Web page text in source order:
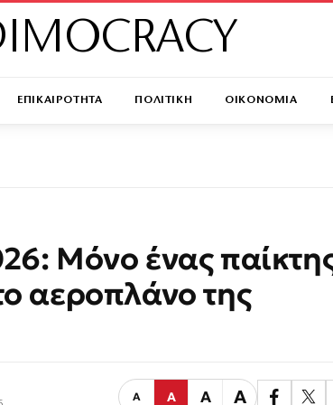
ΕΠΙΚΑΙΡΟΤΗΤΑ ΠΟΛΙΤΙΚΗ ΟΙΚΟΝΟΜΙΑ
Μόνο ένας
αεροπλάνο της
Α Α Α Α